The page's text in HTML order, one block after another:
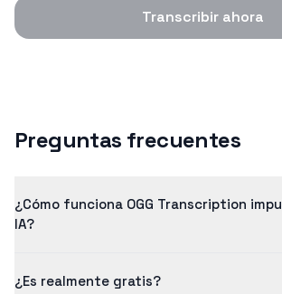
Transcribir ahora
Preguntas frecuentes
¿Cómo funciona OGG Transcription
IA?
avanzada para convertir voz en texto con
¿Es realmente gratis?